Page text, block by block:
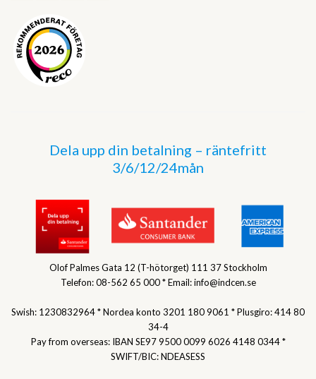
Dela upp din betalning – räntefritt
3/6/12/24mån
Olof Palmes Gata 12 (T-hötorget) 111 37 Stockholm
Telefon: 08-562 65 000 * Email: info@indcen.se
Swish: 1230832964 * Nordea konto 3201 180 9061 * Plusgiro: 414 80
34-4
Pay from overseas: IBAN SE97 9500 0099 6026 4148 0344 *
SWIFT/BIC: NDEASESS